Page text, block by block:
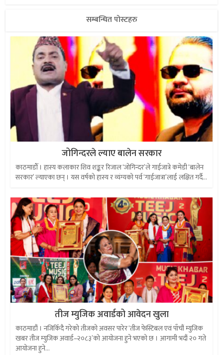
सम्बन्धित पोस्टहरु
जोगिन्दरले ल्याए बालेन सरकार
काठमाडौँ । हास्य कलाकार शिव शङ्कर रिजाल ‘जोगिन्दर’ले गाईजात्रे कमेडी ‘बालेन
सरकार’ ल्याएका छन् । यस वर्षको हास्य र व्यंग्यको पर्व ‘गाईजात्रा’लाई लक्षित गर्दै...
तीज म्युजिक अवार्डको आवेदन खुला
काठमाडौं । नजिकिँदै गरेको तीजको अवसर पारेर ‘तीज फेस्टिबल एवं पाँचौं म्युजिक
खबर तीज म्युजिक अवार्ड–२०८३’को आयोजना हुने भएको छ । आगामी भदौं २० गते
आयोजना हुने...